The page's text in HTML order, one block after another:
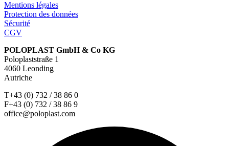
Mentions légales
Protection des données
Sécurité
CGV
POLOPLAST GmbH & Co KG
Poloplaststraße 1
4060 Leonding
Autriche
T+43 (0) 732 / 38 86 0
F+43 (0) 732 / 38 86 9
office@poloplast.com